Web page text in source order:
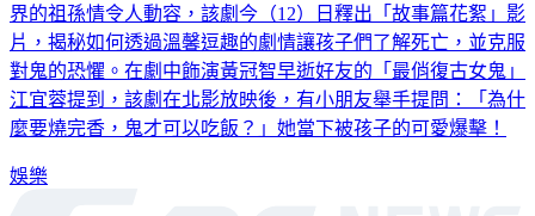
界的祖孫情令人動容，該劇今（12）日釋出「故事篇花絮」影
片，揭秘如何透過溫馨逗趣的劇情讓孩子們了解死亡，並克服
對鬼的恐懼。在劇中飾演黃冠智早逝好友的「最俏復古女鬼」
江宜蓉提到，該劇在北影放映後，有小朋友舉手提問：「為什
麼要燒完香，鬼才可以吃飯？」她當下被孩子的可愛爆擊！
娛樂